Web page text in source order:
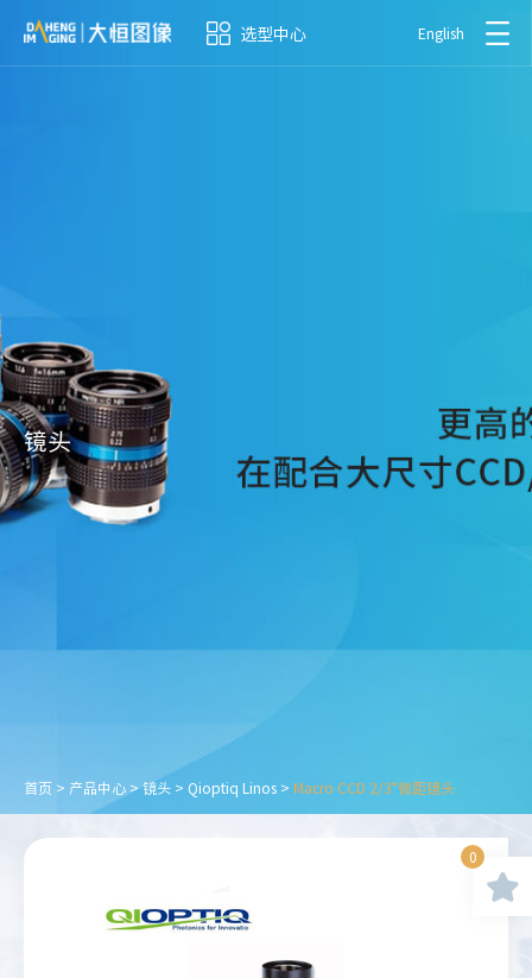
选型中心 English
镜头
首页 > 产品中心 >镜头 > Qioptiq Linos > Macro CCD 2/3"微距镜头
0